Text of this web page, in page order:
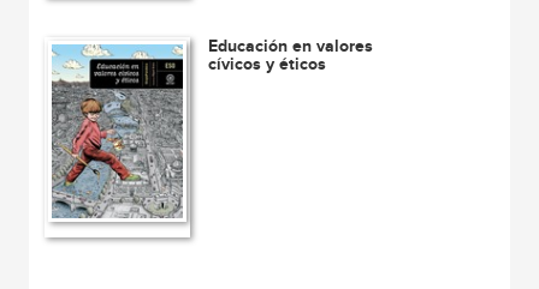
Educación en valores
cívicos y éticos